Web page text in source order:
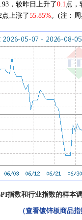
，较昨日上升了0.1点，
点上涨了55.85%。(注：周
指数和行业指数的样本调
（查看镀锌板商品指